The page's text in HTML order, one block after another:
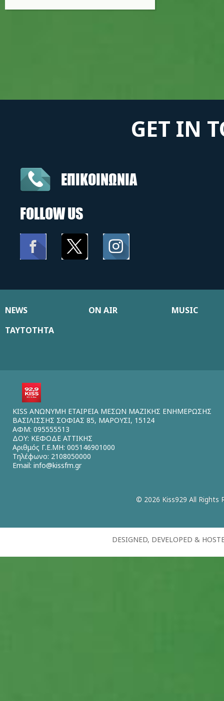
GET IN
ΕΠΙΚΟΙΝΩΝΙΑ
FOLLOW US
NEWS ON AIR
MUSIC
ΤΑΥΤΟΤΗΤΑ
KISS ΑΝΩΝΥΜΗ ΕΤΑΙΡΕΙΑ ΜΕΣΩΝ ΜΑΖΙΚΗΣ ΕΝΗΜΕΡΩΣΗΣ
ΒΑΣΙΛΙΣΣΗΣ ΣΟΦΙΑΣ 85, ΜΑΡΟΥΣΙ, 15124
ΑΦΜ: 095555513
ΔΟΥ: ΚΕΦΟΔΕ ΑΤΤΙΚΗΣ
Αριθμός Γ.Ε.ΜΗ: 005146901000
Τηλέφωνο: 2108050000
Email: info@kissfm.gr
© 2026 Kiss929 All Rights
DESIGNED, DEVELOPED &